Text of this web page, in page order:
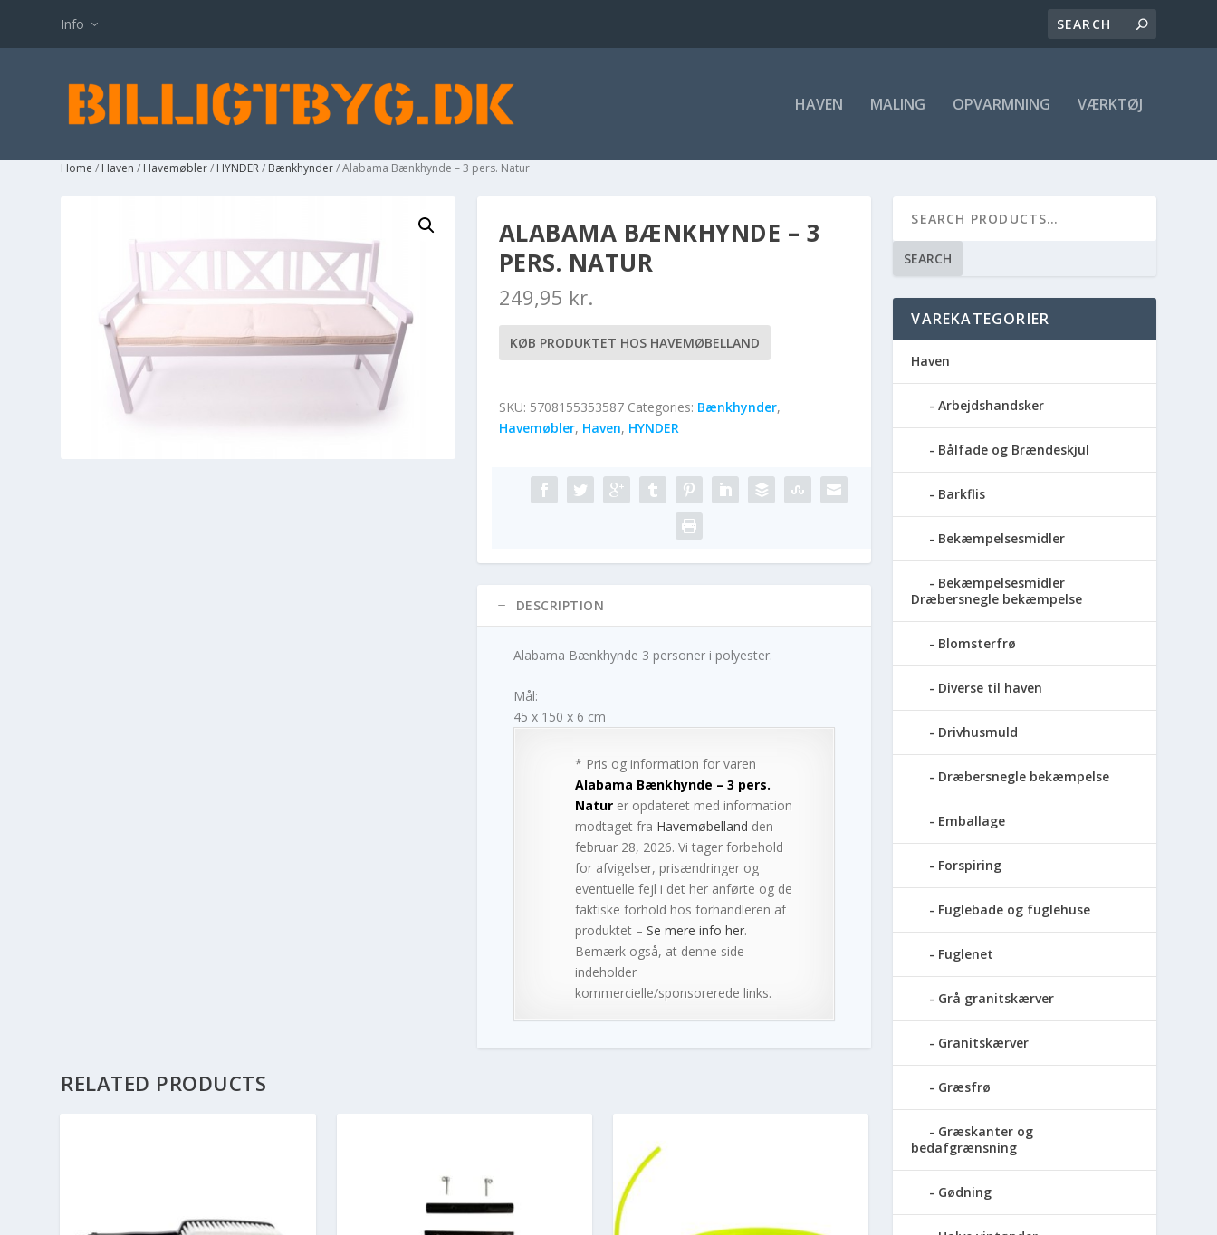
Info
HAVEN MALING OPVARMNING VÆRKTØJ
Home / Haven / Havemøbler/ HYNDER/ Bænkhynder/ Alabama Bænkhynde – 3 pers. Natur
ALABAMA BÆNKHYNDE – 3
PERS. NATUR
249,95 kr.
KØB PRODUKTET HOS HAVEMØBELLAND
SKU: 5708155353587 Categories: Bænkhynder,
Havemøbler, Haven, HYNDER
DESCRIPTION
Alabama Bænkhynde 3 personer i polyester.
Mål:
45 x 150 x 6 cm
* Pris og information for varen
Alabama Bænkhynde – 3 pers.
Naturer opdateret med information
modtaget fra Havemøbelland den
februar 28, 2026. Vi tager forbehold
for afvigelser, prisændringer og
eventuelle fejl i det her anførte og de
faktiske forhold hos forhandleren af
produktet – Se mere info her.
Bemærk også, at denne side
indeholder
kommercielle/sponsorerede links.
RELATED PRODUCTS
SEARCH
VAREKATEGORIER
Haven
Arbejdshandsker
Bålfade og Brændeskjul
Barkflis
Bekæmpelsesmidler
Bekæmpelsesmidler
Dræbersnegle bekæmpelse
Blomsterfrø
Diverse til haven
Drivhusmuld
Dræbersnegle bekæmpelse
Emballage
Forspiring
Fuglebade og fuglehuse
Fuglenet
Grå granitskærver
Granitskærver
Græsfrø
Græskanter og
bedafgrænsning
Gødning